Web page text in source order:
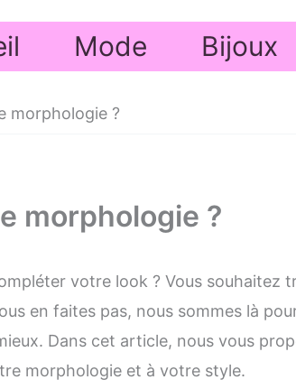
Mode Bijoux
morphologie ?
morphologie ?
votre look ? Vous souhaitez
en faites pas, nous sommes là
Dans cet article, nous vous
morphologie et à votre style.